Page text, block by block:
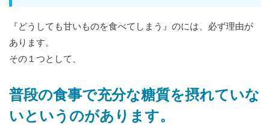
『どうしても甘いものを食べてしまう』のには、必ず理由が
あります。
その１つとして、
普段の食事で充分な糖質を摂れていな
いというのがあります。